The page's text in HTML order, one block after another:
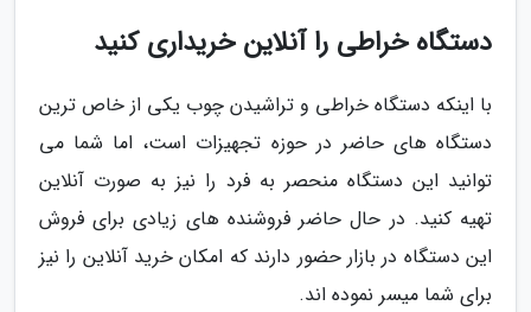
دستگاه خراطی را آنلاین خریداری کنید
با اینکه دستگاه خراطی و تراشیدن چوب یکی از خاص ترین
دستگاه های حاضر در حوزه تجهیزات است، اما شما می
توانید این دستگاه منحصر به فرد را نیز به صورت آنلاین
تهیه کنید. در حال حاضر فروشنده های زیادی برای فروش
این دستگاه در بازار حضور دارند که امکان خرید آنلاین را نیز
برای شما میسر نموده اند.